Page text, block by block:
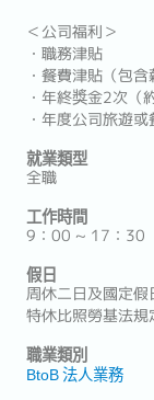
＜公司福利＞
・職務津貼
・餐費津貼（包含
・年終獎金2次（
・年度公司旅遊或
就業類型
全職
工作時間
9：00 ~ 17：30
假日
周休二日及國定假
特休比照勞基法規
職業類別
BtoB 法人業務